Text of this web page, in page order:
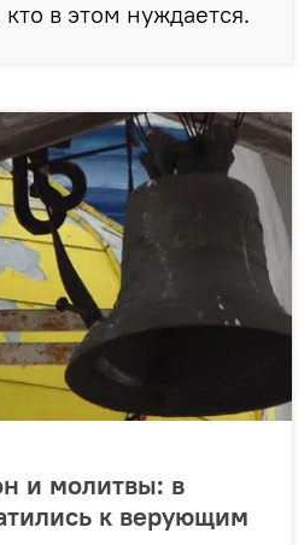
в этом нуждается.
и молитвы: в
к верующим